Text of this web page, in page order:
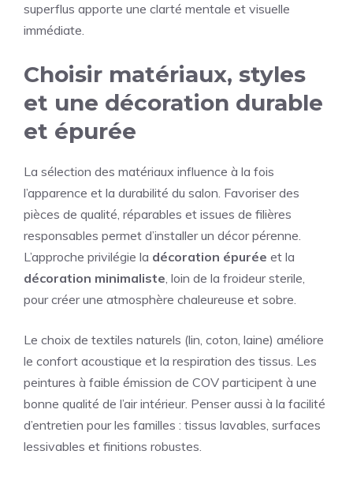
superflus apporte une clarté mentale et visuelle
immédiate.
Choisir matériaux, styles
et une décoration durable
et épurée
La sélection des matériaux influence à la fois
l’apparence et la durabilité du salon. Favoriser des
pièces de qualité, réparables et issues de filières
responsables permet d’installer un décor pérenne.
L’approche privilégie la décoration épurée et la
décoration minimaliste, loin de la froideur sterile,
pour créer une atmosphère chaleureuse et sobre.
Le choix de textiles naturels (lin, coton, laine) améliore
le confort acoustique et la respiration des tissus. Les
peintures à faible émission de COV participent à une
bonne qualité de l’air intérieur. Penser aussi à la facilité
d’entretien pour les familles : tissus lavables, surfaces
lessivables et finitions robustes.